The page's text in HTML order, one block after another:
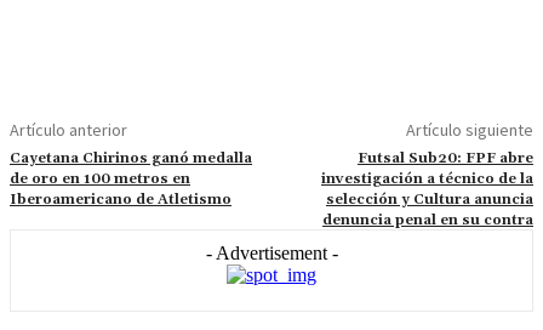
Artículo anterior
Cayetana Chirinos ganó medalla
de oro en 100 metros en
Iberoamericano de Atletismo
Artículo siguiente
Futsal Sub20: FPF abre
investigación a técnico de la
selección y Cultura anuncia
denuncia penal en su contra
- Advertisement -